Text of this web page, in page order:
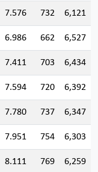
7.576 732 6,121
6.986 662 6,527
7.411 703 6,434
7.594 720 6,392
7.780 737 6,347
7.951 754 6,303
8.111 769 6,259